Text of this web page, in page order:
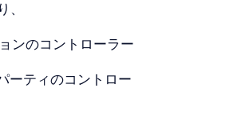
ンのコントローラー
ーティのコントロー